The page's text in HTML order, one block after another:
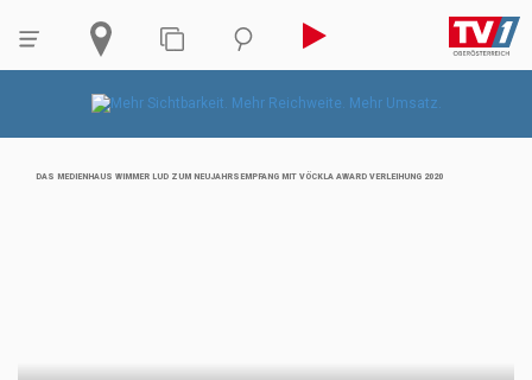
DAS MEDIENHAUS WIMMER LUD ZUM NEUJAHRSEMPFANG MIT VÖCKLA AWARD VERLEIHUNG 2020